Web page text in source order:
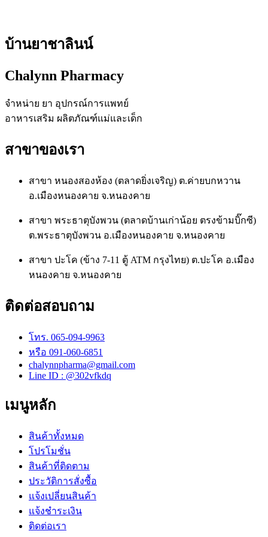
บ้านยาชาลินน์
Chalynn Pharmacy
จำหน่าย ยา อุปกรณ์การแพทย์
อาหารเสริม ผลิตภัณฑ์แม่และเด็ก
สาขาของเรา
สาขา หนองสองห้อง (ตลาดยิ่งเจริญ) ต.ค่ายบกหวาน
อ.เมืองหนองคาย จ.หนองคาย
สาขา พระธาตุบังพวน (ตลาดบ้านเก่าน้อย ตรงข้ามบิ๊กซี)
ต.พระธาตุบังพวน อ.เมืองหนองคาย จ.หนองคาย
สาขา ปะโค (ข้าง 7-11 ตู้ ATM กรุงไทย) ต.ปะโค อ.เมือง
หนองคาย จ.หนองคาย
ติดต่อสอบถาม
โทร. 065-094-9963
หรือ 091-060-6851
chalynnpharma@gmail.com
Line ID : @302vfkdq
เมนูหลัก
สินค้าทั้งหมด
โปรโมชั่น
สินค้าที่ติดตาม
ประวัติการสั่งซื้อ
แจ้งเปลี่ยนสินค้า
แจ้งชำระเงิน
ติดต่อเรา